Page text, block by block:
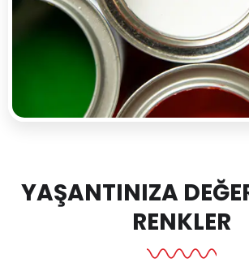
YAŞANTINIZA
RENKLER